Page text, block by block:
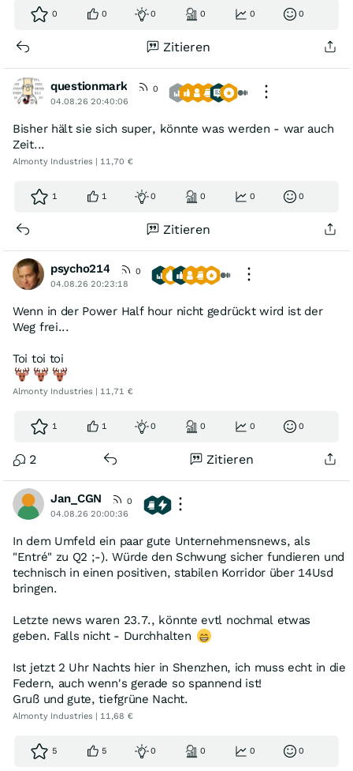
0 0 0 0 0 0
Zitieren
questionmark
0
04.08.26 20:40:06
Bisher hält sie sich super, könnte was werden - war auch
Zeit...
Almonty Industries | 11,70 €
1 1 0 0 0 0
Zitieren
psycho214
0
04.08.26 20:23:18
Wenn in der Power Half hour nicht gedrückt wird ist der
Weg frei...
Toi toi toi
Almonty Industries | 11,71 €
1 1 0 0 0 0
2 Zitieren
Jan_CGN
0
04.08.26 20:00:36
In dem Umfeld ein paar gute Unternehmensnews, als
"Entré" zu Q2 ;-). Würde den Schwung sicher fundieren und
technisch in einen positiven, stabilen Korridor über 14Usd
bringen.
Letzte news waren 23.7., könnte evtl nochmal etwas
geben. Falls nicht - Durchhalten
Ist jetzt 2 Uhr Nachts hier in Shenzhen, ich muss echt in die
Federn, auch wenn's gerade so spannend ist!
Gruß und gute, tiefgrüne Nacht.
Almonty Industries | 11,68 €
5 5 0 0 0 0